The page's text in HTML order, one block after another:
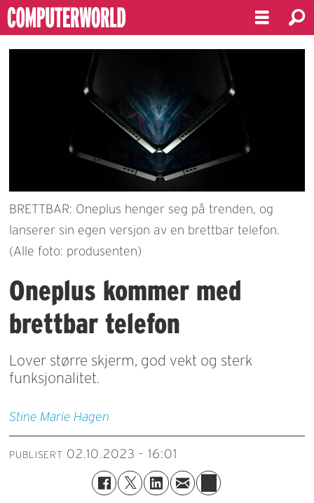
BRETTBAR: Oneplus henger seg på trenden, og
lanserer sin egen versjon av en brettbar telefon.
(Alle foto: produsenten)
Oneplus kommer med
brettbar telefon
Lover større skjerm, god vekt og sterk
funksjonalitet.
Stine Marie Hagen
PUBLISERT 02.10.2023 - 16:01